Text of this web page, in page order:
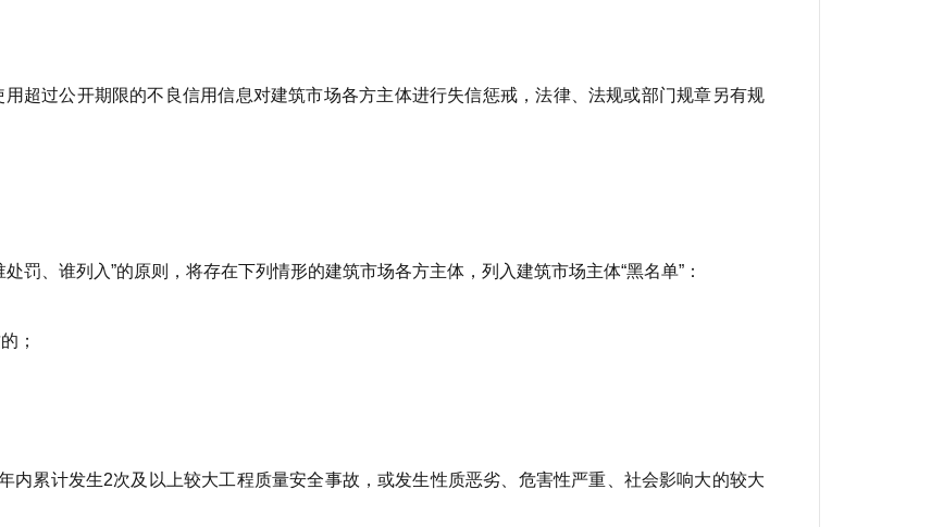
超过公开期限的不良信用信息对建筑市场各方主体进行失信惩戒，法律、法规或部门规章另有规
罚、谁列入”的原则，将存在下列情形的建筑市场各方主体，列入建筑市场主体“黑名单”：
；
内累计发生2次及以上较大工程质量安全事故，或发生性质恶劣、危害性严重、社会影响大的较大